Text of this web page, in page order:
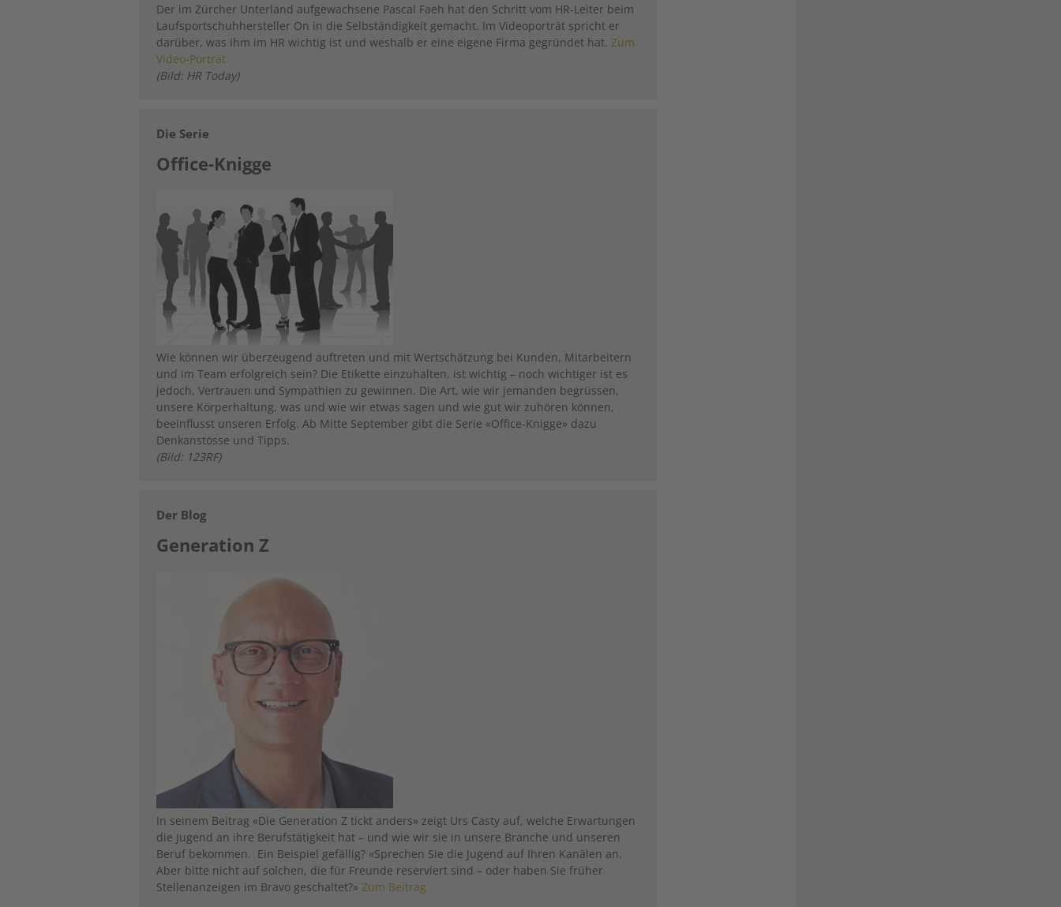
Der im Zürcher Unterland aufgewachsene Pascal Faeh hat den Schritt vom HR-Leiter beim
Laufsportschuhhersteller On in die Selbständigkeit gemacht. Im Videoporträt spricht er
darüber, was ihm im HR wichtig ist und weshalb er eine eigene Firma gegründet hat. Zum
Video-Porträt
(Bild: HR Today)
Die Serie
Office-Knigge
Wie können wir überzeugend auftreten und mit Wertschätzung bei Kunden, Mitarbeitern
und im Team erfolgreich sein? Die Etikette einzuhalten, ist wichtig – noch wichtiger ist es
jedoch, Vertrauen und Sympathien zu gewinnen. Die Art, wie wir jemanden begrüssen,
unsere Körperhaltung, was und wie wir etwas sagen und wie gut wir zuhören können,
beeinflusst unseren Erfolg. Ab Mitte September gibt die Serie «Office-Knigge» dazu
Denkanstösse und Tipps.
(Bild: 123RF)
Der Blog
Generation Z
In seinem Beitrag «Die Generation Z tickt anders» zeigt Urs Casty auf, welche Erwartungen
die Jugend an ihre Berufstätigkeit hat – und wie wir sie in unsere Branche und unseren
Beruf bekommen. Ein Beispiel gefällig? «Sprechen Sie die Jugend auf Ihren Kanälen an.
Aber bitte nicht auf solchen, die für Freunde reserviert sind – oder haben Sie früher
Stellenanzeigen im Bravo geschaltet?» Zum Beitrag